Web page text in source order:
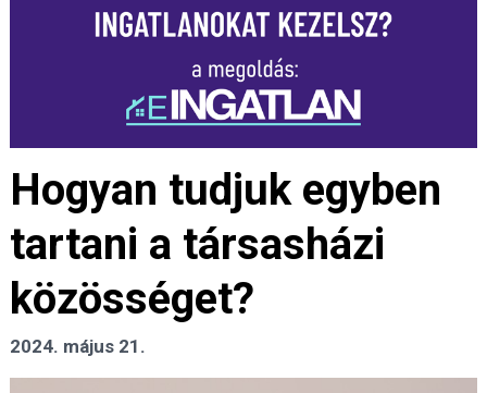
Hogyan tudjuk egyben
tartani a társasházi
közösséget?
2024. május 21.